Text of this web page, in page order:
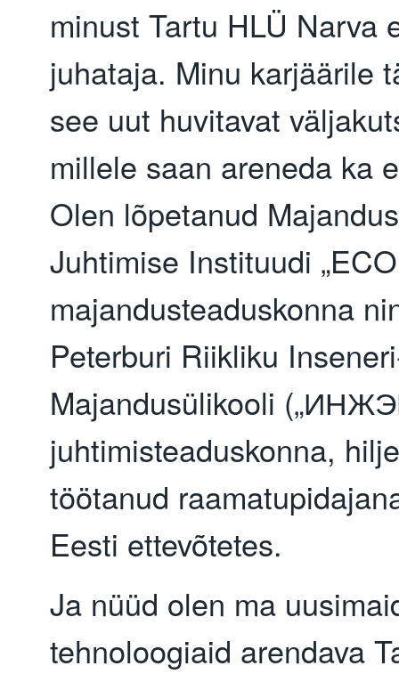
minust Tartu HLÜ Narva
juhataja. Minu karjäärile
see uut huvitavat
millele saan areneda ka
Olen lõpetanud
Juhtimise Instituudi
majandusteaduskonna
Peterburi Riikliku
Majandusülikooli
juhtimisteaduskonna,
töötanud
Eesti ettevõtetes.
Ja nüüd olen ma
tehnoloogiaid arendava